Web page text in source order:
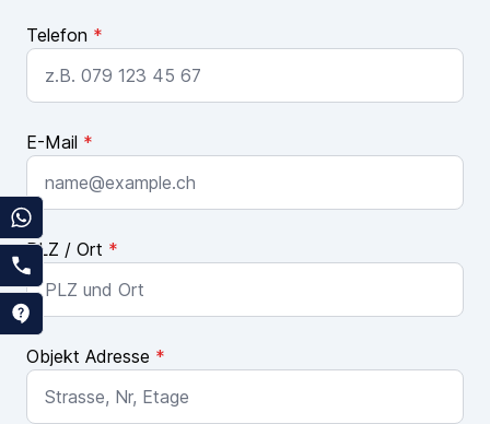
Telefon *
E-Mail *
PLZ / Ort *
Objekt Adresse *